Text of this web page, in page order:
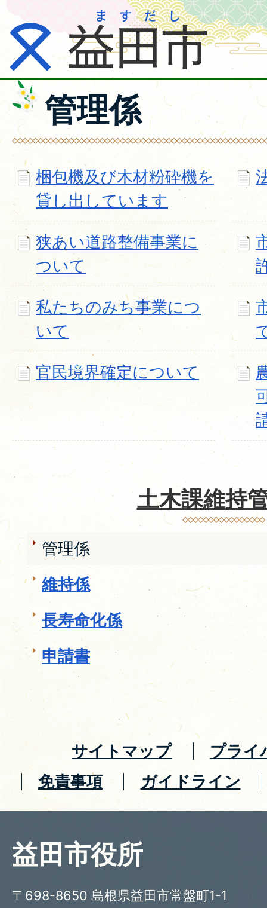
管理係
梱包機及び木材粉砕機を
貸し出しています
狭あい道路整備事業に
ついて
私たちのみち事業につ
いて
官民境界確定について
土木課維持
管理係
維持係
長寿命化係
申請書
サイトマップ
プライ
免責事項
ガイドライン
益田市役所
〒698-8650 島根県益田市常盤町1-1